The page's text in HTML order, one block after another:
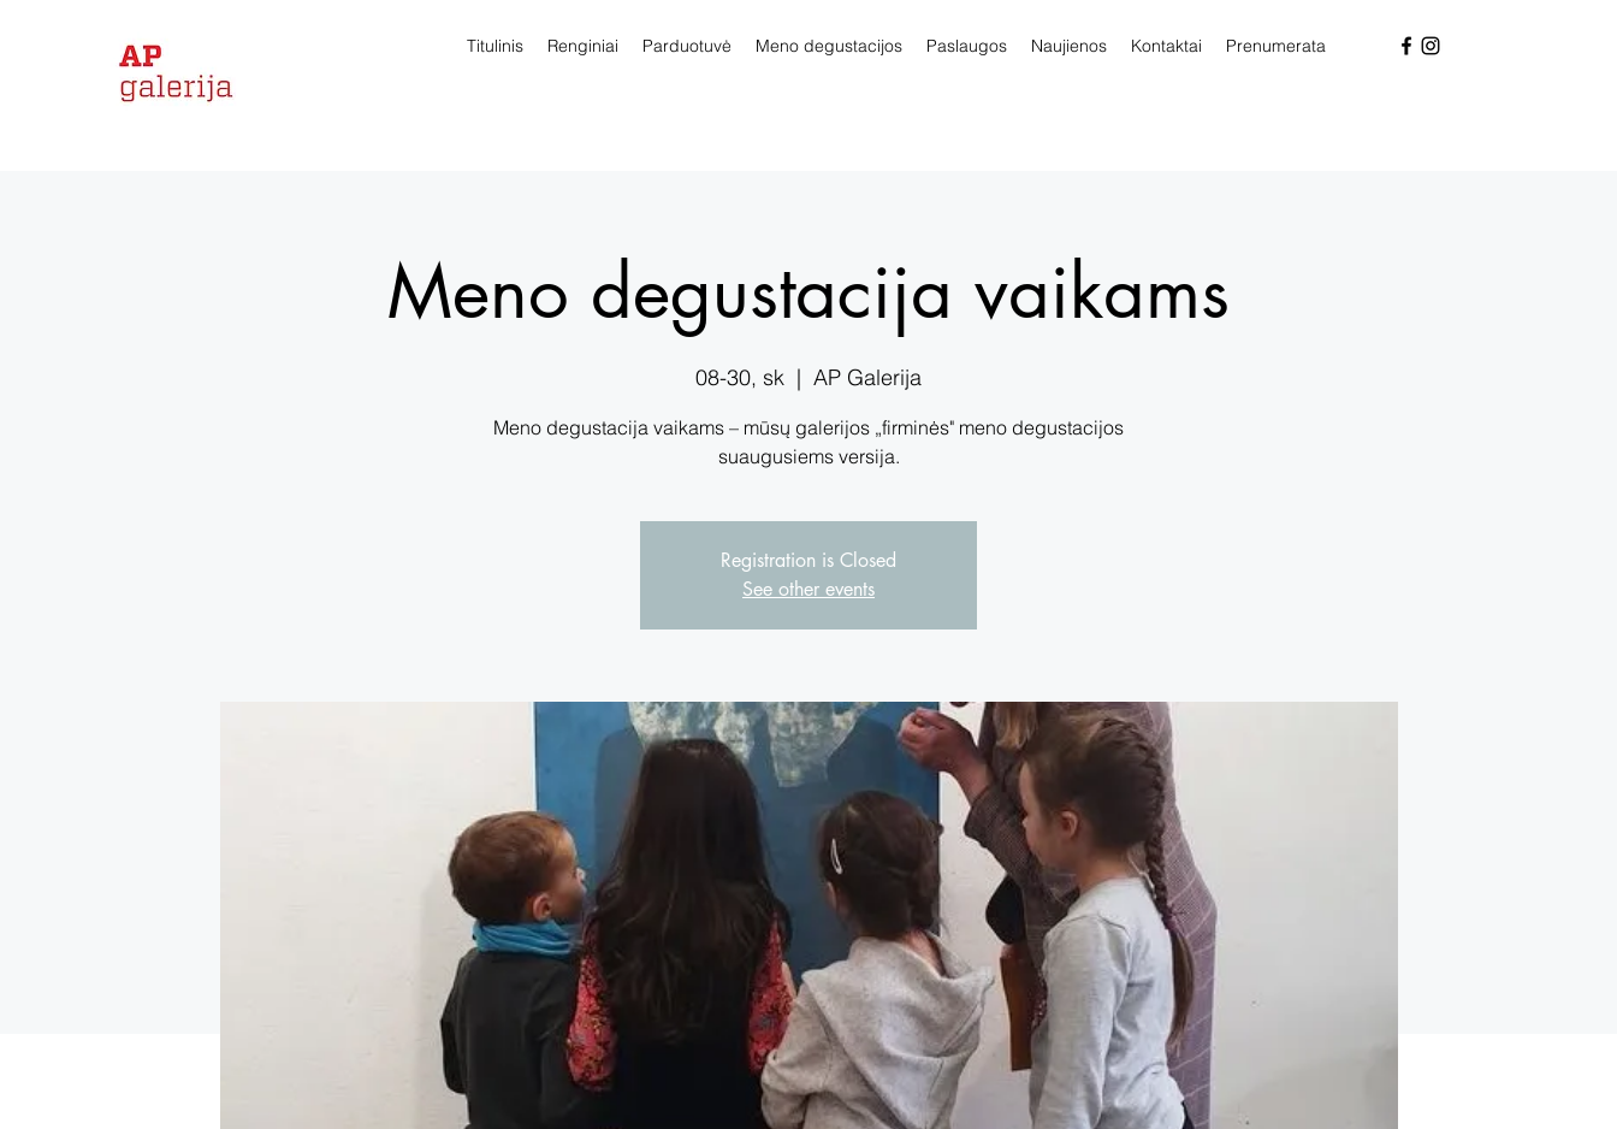
Titulinis Renginiai Parduotuvė Meno degustacijos Paslaugos Naujienos Kontaktai Prenumerata
Meno degustacija vaikams
08-30, sk
  |
AP Galerija
Meno degustacija vaikams – mūsų galerijos „firminės" meno degustacijos
suaugusiems versija.
Registration is Closed
See other events